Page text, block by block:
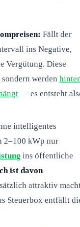
Fällt der
ins Negative,
Vergütung. Diese
sondern werden
— es entsteht
intelligentes
2–100 kWp nur
ins öffentliche
ist davon
attraktiv
Steuerbox entfällt